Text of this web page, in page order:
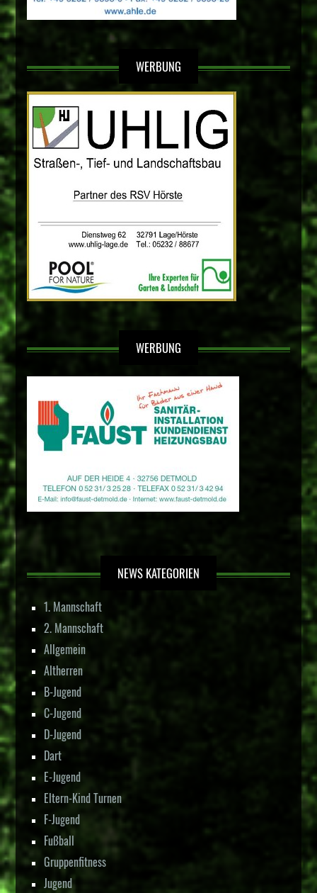
WERBUNG
WERBUNG
NEWS KATEGORIEN
1. Mannschaft
2. Mannschaft
Allgemein
Altherren
B-Jugend
C-Jugend
D-Jugend
Dart
E-Jugend
Eltern-Kind Turnen
F-Jugend
Fußball
Gruppenfitness
Jugend